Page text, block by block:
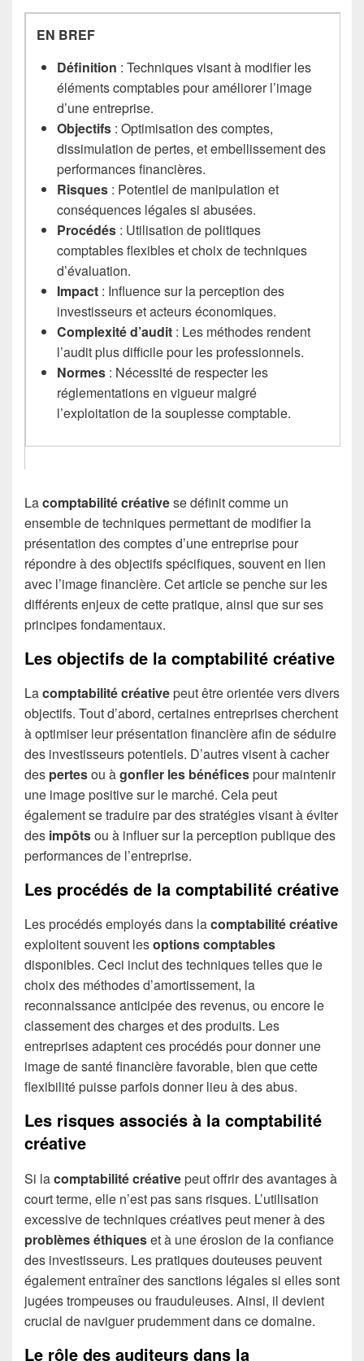
EN BREF
Définition : Techniques visant à modifier les
éléments comptables pour améliorer l’image
d’une entreprise.
Objectifs : Optimisation des comptes,
dissimulation de pertes, et embellissement des
performances financières.
Risques : Potentiel de manipulation et
conséquences légales si abusées.
Procédés : Utilisation de politiques
comptables flexibles et choix de techniques
d’évaluation.
Impact : Influence sur la perception des
investisseurs et acteurs économiques.
Complexité d’audit : Les méthodes rendent
l’audit plus difficile pour les professionnels.
Normes : Nécessité de respecter les
réglementations en vigueur malgré
l’exploitation de la souplesse comptable.
Lacomptabilité créativese définit comme un
ensemble de techniques permettant de modifier la
présentation des comptes d’une entreprise pour
répondre à des objectifs spécifiques, souvent en lien
avec l’image financière. Cet article se penche sur les
différents enjeux de cette pratique, ainsi que sur ses
principes fondamentaux.
Les objectifs de la comptabilité créative
Lacomptabilité créativepeut être orientée vers divers
objectifs. Tout d’abord, certaines entreprises cherchent
à optimiser leur présentation financière afin de séduire
des investisseurs potentiels. D’autres visent à cacher
des pertesou àgonfler les bénéficespour maintenir
une image positive sur le marché. Cela peut
également se traduire par des stratégies visant à éviter
des impôtsou à influer sur la perception publique des
performances de l’entreprise.
Les procédés de la comptabilité créative
Les procédés employés dans lacomptabilité créative
exploitent souvent lesoptions comptables
disponibles. Ceci inclut des techniques telles que le
choix des méthodes d’amortissement, la
reconnaissance anticipée des revenus, ou encore le
classement des charges et des produits. Les
entreprises adaptent ces procédés pour donner une
image de santé financière favorable, bien que cette
flexibilité puisse parfois donner lieu à des abus.
Les risques associés à la comptabilité
créative
Si lacomptabilité créativepeut offrir des avantages à
court terme, elle n’est pas sans risques. L’utilisation
excessive de techniques créatives peut mener à des
problèmes éthiqueset à une érosion de la confiance
des investisseurs. Les pratiques douteuses peuvent
également entraîner des sanctions légales si elles sont
jugées trompeuses ou frauduleuses. Ainsi, il devient
crucial de naviguer prudemment dans ce domaine.
Le rôle des auditeurs dans la